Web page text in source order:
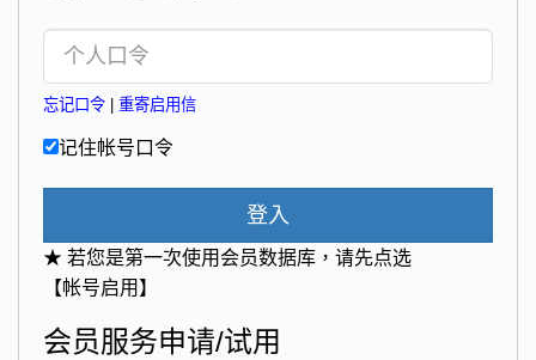
忘记口令 重寄启用信
记住帐号口令
登入
★ 若您是第一次使用会员数据库，请先点选
【帐号启用】
会员服务申请/试用